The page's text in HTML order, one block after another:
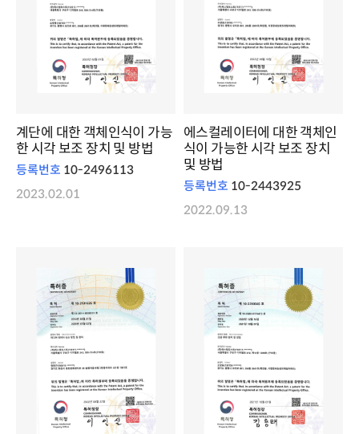
계단에 대한 객체인식이 가능
한 시각 보조 장치 및 방법
등록번호 10-2496113
2023.02.01
에스컬레이터에 대한 객체인
식이 가능한 시각 보조 장치
및 방법
등록번호 10-2443925
2022.09.13